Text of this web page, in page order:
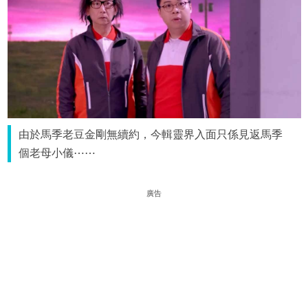
由於馬季老豆金剛無續約，今輯靈界入面只係見返馬季
個老母小儀⋯⋯
廣告